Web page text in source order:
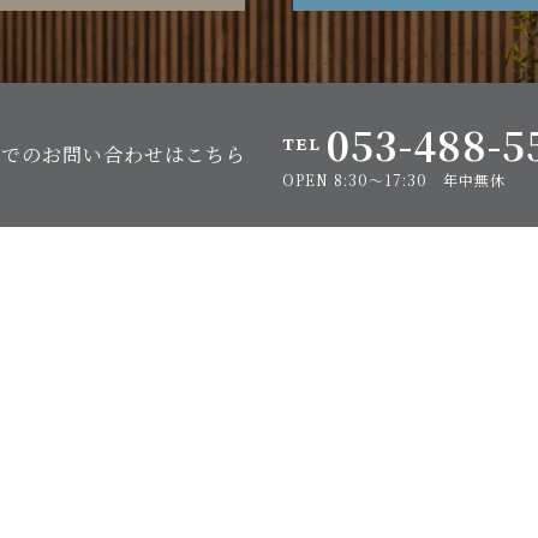
のお問い合わせはこちら TEL 053-488-
OPEN 8:30〜17:30 年中無休